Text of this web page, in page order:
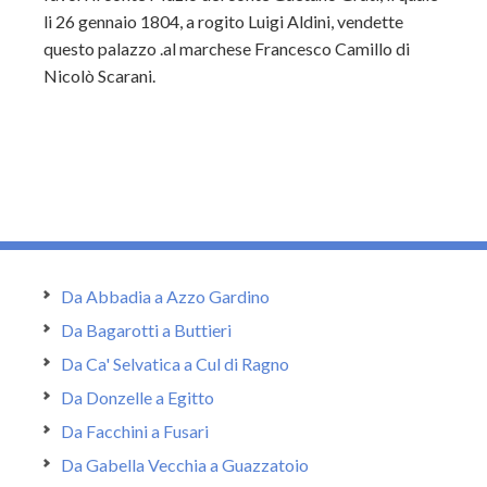
li 26 gennaio 1804, a rogito Luigi Aldini, vendette
questo palazzo .al marchese Francesco Camillo di
Nicolò Scarani.
Da Abbadia a Azzo Gardino
Da Bagarotti a Buttieri
Da Ca' Selvatica a Cul di Ragno
Da Donzelle a Egitto
Da Facchini a Fusari
Da Gabella Vecchia a Guazzatoio